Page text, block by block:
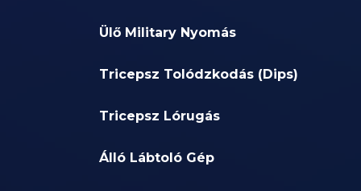
Ülő Military Nyomás
Tricepsz Tolódzkodás (Dips)
Tricepsz Lórugás
Álló Lábtoló Gép